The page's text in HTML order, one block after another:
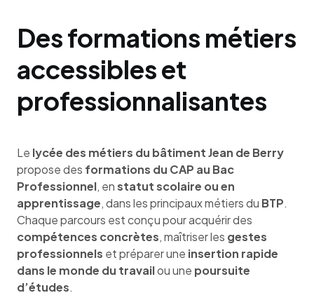
Des formations métiers
accessibles et
professionnalisantes
Le lycée des métiers du bâtiment Jean de Berry
propose des formations du CAP au Bac
Professionnel, enstatut scolaire ou en
apprentissage, dans les principaux métiers du BTP.
Chaque parcours est conçu pour acquérir des
compétences concrètes, maîtriser les gestes
professionnels et préparer une insertion rapide
dans le monde du travailou une poursuite
d’études.